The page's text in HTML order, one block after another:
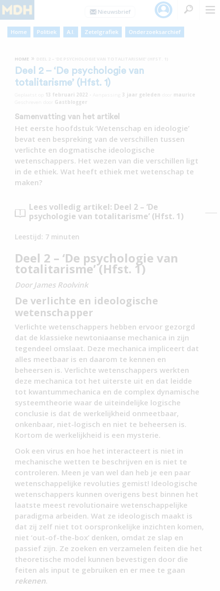
Home Politiek A.I. Zetelgrafiek Onderzoeksarchief
HOME »
Deel 2 – ‘De psychologie van
totalitarisme’ (Hfst. 1)
13 februari 2022 3 jaar geleden
maurice
Gastblogger
Samenvatting van het artikel
Het eerste hoofdstuk ‘Wetenschap en ideologie’
bevat een bespreking van de verschillen tussen
verlichte en dogmatische ideologische
wetenschappers. Het wezen van die verschillen ligt
in de ethiek. Wat heeft ethiek met wetenschap te
maken?
Lees volledig artikel: Deel 2 – ‘De
psychologie van totalitarisme’ (Hfst. 1)
Leestijd: 7 minuten
Deel 2 – ‘De psychologie van
totalitarisme’ (Hfst. 1)
Door James Roolvink
De verlichte en ideologische
wetenschapper
Verlichte wetenschappers hebben ervoor gezorgd
dat de klassieke newtoniaanse mechanica in zijn
tegendeel omslaat. Deze mechanica impliceert dat
alles meetbaar is en daarom te kennen en
beheersen is. Verlichte wetenschappers werkten
deze mechanica tot het uiterste uit en dat leidde
tot kwantummechanica en de complex dynamische
systeemtheorie waar de uiteindelijke logische
conclusie is dat de werkelijkheid onmeetbaar,
onkenbaar, niet-logisch en niet te beheersen is.
Kortom de werkelijkheid is een mysterie.
Ook een virus en hoe het interacteert is niet in
mechanische wetten te beschrijven en is niet te
controleren. Meen je van wel dan heb je een paar
wetenschappelijke revoluties gemist! Ideologische
wetenschappers kunnen overigens best binnen het
laatste meest revolutionaire wetenschappelijke
paradigma arbeiden. Wat ze ideologisch maakt is
dat zij zelf niet tot oorspronkelijke inzichten komen,
niet ‘out-of-the-box’ denken, omdat ze slap en
passief zijn. Ze zoeken en verzamelen feiten die het
theoretische model kunnen bevestigen door die
feiten als input te gebruiken en er mee te gaan
rekenen.